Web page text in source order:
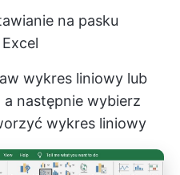
na pasku
wykres liniowy lub
następnie wybierz
wykres liniowy